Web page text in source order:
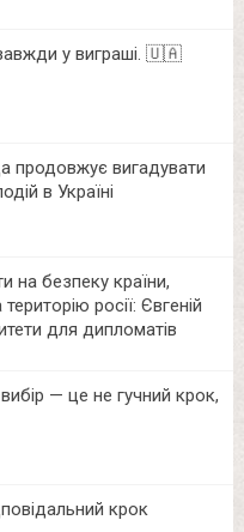
у виграші. 🇺🇦
продовжує вигадувати
в Україні
на безпеку країни,
росії: Євгеній
для дипломатів
— це не гучний крок,
крок